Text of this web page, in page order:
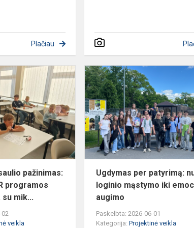
Plačiau
Nematomo
pasaulio
pažinimas:
STEAM
JUNIOR
programos
tiriamo...
pažinimas:
programos
mik...
02
veikla
Ugdymas per patyrimą:
loginio mąstymo iki
augimo
Paskelbta: 2026-06-01
Kategorija:Projektinė veikla